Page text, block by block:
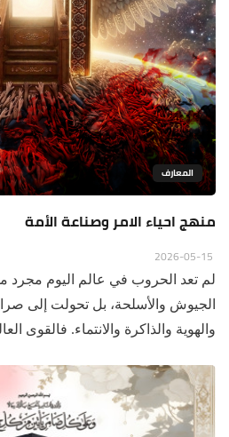
المعارف
منهج احياء الامر وصناعة الأمة
لم تعد الحروب في عالم اليوم مجرد
الجيوش والأسلحة، بل تحولت إلى
والهوية والذاكرة والانتماء. فالقوى